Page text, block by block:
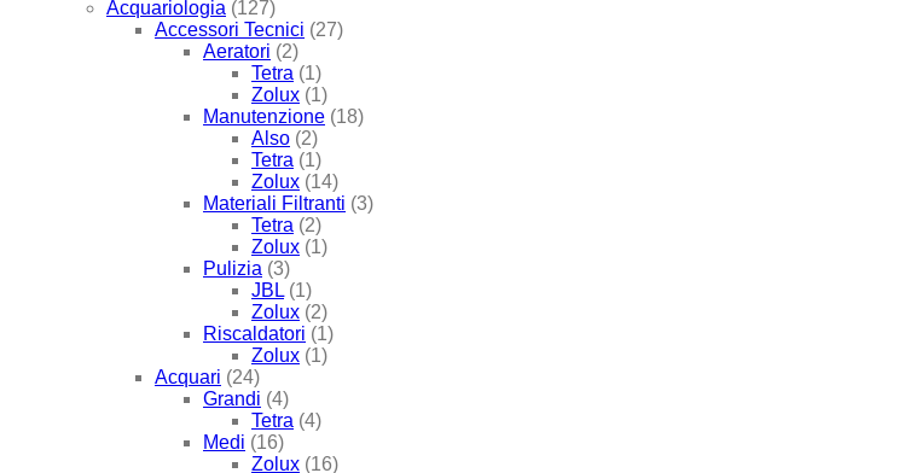
Acquariologia (127)
Accessori Tecnici (27)
Aeratori (2)
Tetra (1)
Zolux (1)
Manutenzione (18)
Also (2)
Tetra (1)
Zolux (14)
Materiali Filtranti (3)
Tetra (2)
Zolux (1)
Pulizia (3)
JBL (1)
Zolux (2)
Riscaldatori (1)
Zolux (1)
Acquari (24)
Grandi (4)
Tetra (4)
Medi (16)
Zolux (16)